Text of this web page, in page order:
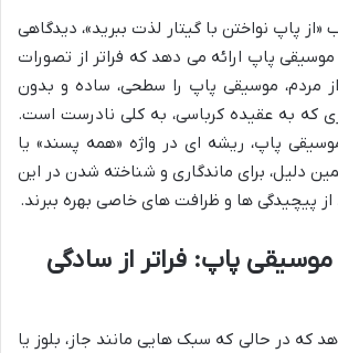
«از پاپ نواختن با گیتار لذت ببرید»، دیدگاهی
پاپ ارائه می دهد که فراتر از تصورات
مردم، موسیقی پاپ را سطحی، ساده و بدون
که به عقیده کرباسی، به کلی نادرست است.
پاپ، ریشه ای در واژه «همه پسند» یا
دلیل، برای ماندگاری و شناخته شدن در این
پیچیدگی ها و ظرافت های خاصی بهره ببرند.
پاپ: فراتر از سادگی
که در حالی که سبک هایی مانند جاز، بلوز یا